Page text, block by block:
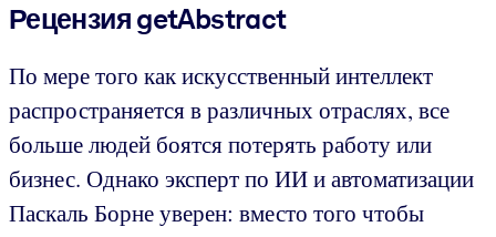
Рецензия getAbstract
По мере того как искусственный интеллект
распространяется в различных отраслях, все
больше людей боятся потерять работу или
бизнес. Однако эксперт по ИИ и автоматизации
Паскаль Борне уверен: вместо того чтобы